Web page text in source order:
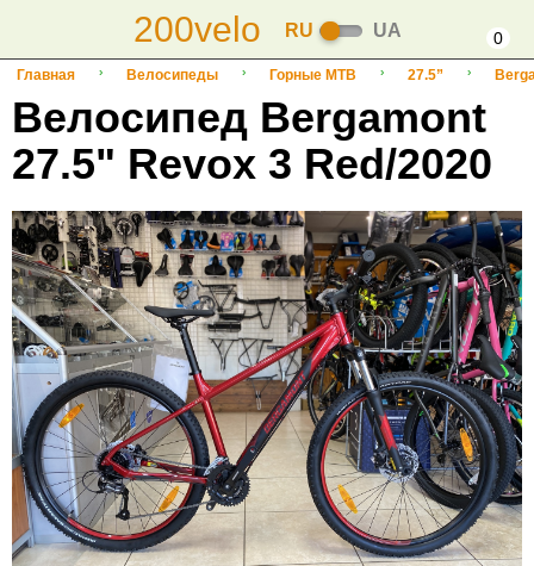
200velo RU UA 0
Главная Велосипеды Горные MTB 27.5”
Велосипед Bergamont
27.5" Revox 3 Red/2020